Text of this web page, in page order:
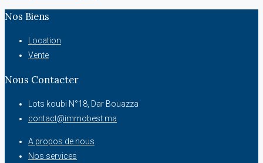
Nos Biens
Location
Vente
Nous Contacter
Lots koubi N°18, Dar Bouazza
contact@immobest.ma
A propos de nous
Nos services